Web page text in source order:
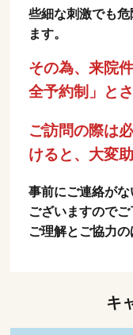
些細な刺激でも
ます。
その為、来院
全予約制」と
ご訪問の際は
けると、大変
事前にご連絡が
ございますのでご
ご理解とご協力の
キ